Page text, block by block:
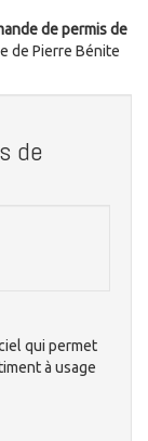
de permis de
de Pierre Bénite
de
qui permet
à usage